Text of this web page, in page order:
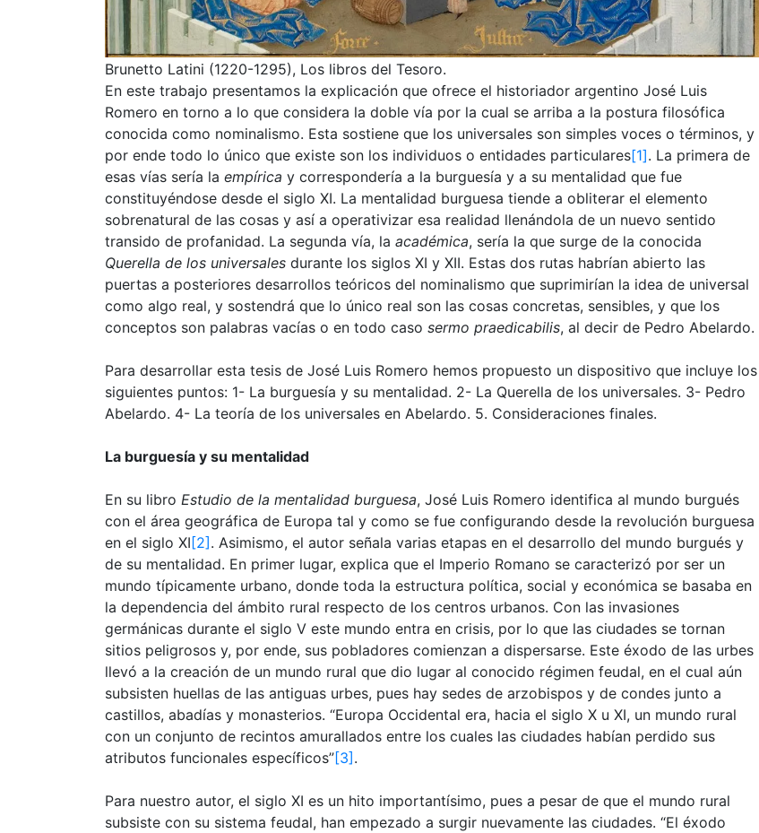
Brunetto Latini (1220-1295), Los libros del Tesoro.
En este trabajo presentamos la explicación que ofrece el historiador argentino José Luis
Romero en torno a lo que considera la doble vía por la cual se arriba a la postura filosófica
conocida como nominalismo. Esta sostiene que los universales son simples voces o términos, y
por ende todo lo único que existe son los individuos o entidades particulares[1]. La primera de
esas vías sería la empírica y correspondería a la burguesía y a su mentalidad que fue
constituyéndose desde el siglo XI. La mentalidad burguesa tiende a obliterar el elemento
sobrenatural de las cosas y así a operativizar esa realidad llenándola de un nuevo sentido
transido de profanidad. La segunda vía, la académica, sería la que surge de la conocida
Querella de los universales durante los siglos XI y XII. Estas dos rutas habrían abierto las
puertas a posteriores desarrollos teóricos del nominalismo que suprimirían la idea de universal
como algo real, y sostendrá que lo único real son las cosas concretas, sensibles, y que los
conceptos son palabras vacías o en todo caso sermo praedicabilis, al decir de Pedro Abelardo.
Para desarrollar esta tesis de José Luis Romero hemos propuesto un dispositivo que incluye los
siguientes puntos: 1- La burguesía y su mentalidad. 2- La Querella de los universales. 3- Pedro
Abelardo. 4- La teoría de los universales en Abelardo. 5. Consideraciones finales.
La burguesía y su mentalidad
En su libro Estudio de la mentalidad burguesa, José Luis Romero identifica al mundo burgués
con el área geográfica de Europa tal y como se fue configurando desde la revolución burguesa
en el siglo XI[2]. Asimismo, el autor señala varias etapas en el desarrollo del mundo burgués y
de su mentalidad. En primer lugar, explica que el Imperio Romano se caracterizó por ser un
mundo típicamente urbano, donde toda la estructura política, social y económica se basaba en
la dependencia del ámbito rural respecto de los centros urbanos. Con las invasiones
germánicas durante el siglo V este mundo entra en crisis, por lo que las ciudades se tornan
sitios peligrosos y, por ende, sus pobladores comienzan a dispersarse. Este éxodo de las urbes
llevó a la creación de un mundo rural que dio lugar al conocido régimen feudal, en el cual aún
subsisten huellas de las antiguas urbes, pues hay sedes de arzobispos y de condes junto a
castillos, abadías y monasterios. “Europa Occidental era, hacia el siglo X u XI, un mundo rural
con un conjunto de recintos amurallados entre los cuales las ciudades habían perdido sus
atributos funcionales específicos”[3].
Para nuestro autor, el siglo XI es un hito importantísimo, pues a pesar de que el mundo rural
subsiste con su sistema feudal, han empezado a surgir nuevamente las ciudades. “El éxodo